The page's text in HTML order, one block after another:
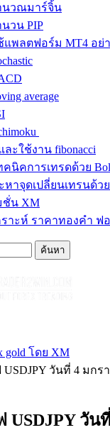
นวณมาร์จิ้น
วน PIP
แพลตฟอร์ม MT4 อย่
average
ะใช้งาน fibonacci
นิคการเทรดด้วย
าจุดเปลี่ยนเทรนด้วย
ชั่น XM
าะห์ ราคาทองคำ ฟ
gold โดย XM
วันที่ 4 มกร
USDJPY วัน